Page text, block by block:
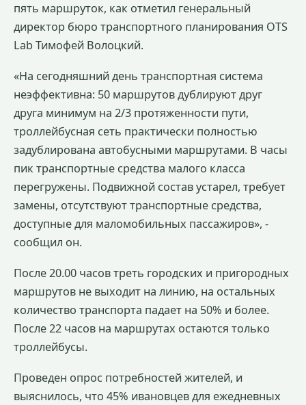
пять маршруток, как отметил генеральный
директор бюро транспортного планирования OTS
Lab Тимофей Волоцкий.
«На сегодняшний день транспортная система
неэффективна: 50 маршрутов дублируют друг
друга минимум на 2/3 протяженности пути,
троллейбусная сеть практически полностью
задублирована автобусными маршрутами. В часы
пик транспортные средства малого класса
перегружены. Подвижной состав устарел, требует
замены, отсутствуют транспортные средства,
доступные для маломобильных пассажиров», -
сообщил он.
После 20.00 часов треть городских и пригородных
маршрутов не выходит на линию, на остальных
количество транспорта падает на 50% и более.
После 22 часов на маршрутах остаются только
троллейбусы.
Проведен опрос потребностей жителей, и
выяснилось, что 45% ивановцев для ежедневных